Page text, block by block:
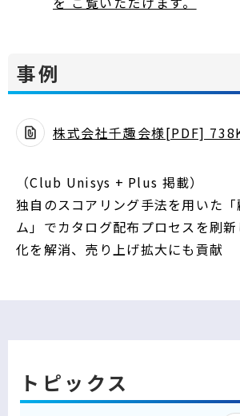
事例
株式会社千趣会様[PDF]
（Club Unisys + Plus 掲載）
独自のスコアリング手法を用いた
ム」でカタログ配布プロセスを刷
化を解消、売り上げ拡大にも貢献
トピックス